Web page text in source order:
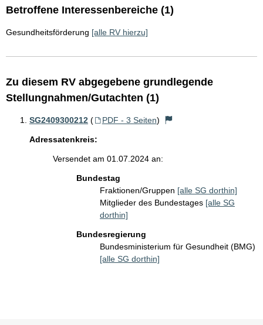
Betroffene Interessenbereiche (1)
Gesundheitsförderung [alle RV hierzu]
Zu diesem RV abgegebene grundlegende
Stellungnahmen/Gutachten (1)
SG2409300212 ( PDF - 3 Seiten)
Adressatenkreis:
Versendet am 01.07.2024 an:
Bundestag
Fraktionen/Gruppen [alle SG dorthin]
Mitglieder des Bundestages [alle SG
dorthin]
Bundesregierung
Bundesministerium für Gesundheit (BMG)
[alle SG dorthin]